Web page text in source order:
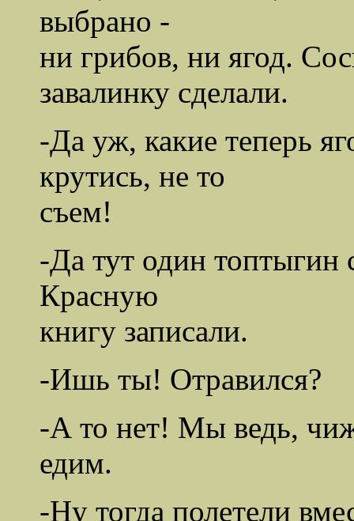
выбрано -
ни грибов, ни ягод.
завалинку сделали.
-Да уж, какие теперь
крутись, не то
съем!
-Да тут один
Красную
книгу записали.
-Ишь ты! Отравился?
-А то нет! Мы ведь,
едим.
-Ну тогда полетели